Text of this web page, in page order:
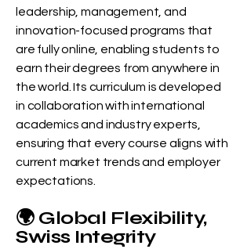
leadership, management, and
innovation-focused programs that
are fully online, enabling students to
earn their degrees from anywhere in
the world. Its curriculum is developed
in collaboration with international
academics and industry experts,
ensuring that every course aligns with
current market trends and employer
expectations.
🌍 Global Flexibility,
Swiss Integrity